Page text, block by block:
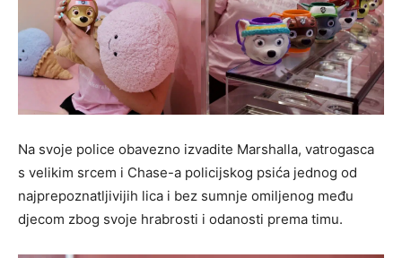
Na svoje police obavezno izvadite Marshalla, vatrogasca
s velikim srcem i Chase-a policijskog psića jednog od
najprepoznatljivijih lica i bez sumnje omiljenog među
djecom zbog svoje hrabrosti i odanosti prema timu.